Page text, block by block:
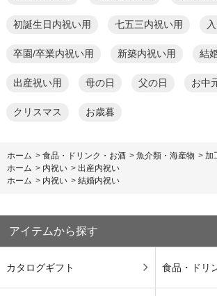
初誕生日内祝い用 七五三内祝い用
卒園/卒業内祝い用 新築内祝い用 結
出産祝い用 母の日 父の日 お中
クリスマス お歳暮
ホーム > 食品・ドリンク・お酒 > 魚介類・海産物 > 加
ホーム > 内祝い > 出産内祝い
ホーム > 内祝い > 結婚内祝い
アイテムから探す
カタログギフト 食品・ドリ